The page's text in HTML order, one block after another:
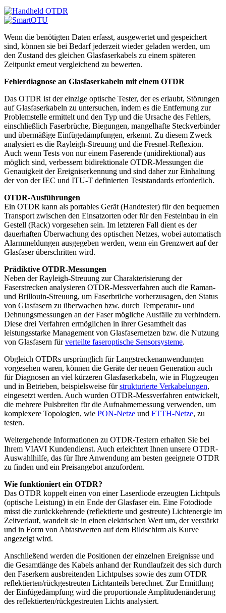
Wenn die benötigten Daten erfasst, ausgewertet und gespeichert
sind, können sie bei Bedarf jederzeit wieder geladen werden, um
den Zustand des gleichen Glasfaserkabels zu einem späteren
Zeitpunkt erneut vergleichend zu bewerten.
Fehlerdiagnose an Glasfaserkabeln mit einem OTDR
Das OTDR ist der einzige optische Tester, der es erlaubt, Störungen
auf Glasfaserkabeln zu untersuchen, indem es die Entfernung zur
Problemstelle ermittelt und den Typ und die Ursache des Fehlers,
einschließlich Faserbrüche, Biegungen, mangelhafte Steckverbinder
und übermäßige Einfügedämpfungen, erkennt. Zu diesem Zweck
analysiert es die Rayleigh-Streuung und die Fresnel-Reflexion.
Auch wenn Tests von nur einem Faserende (unidirektional) aus
möglich sind, verbessern bidirektionale OTDR-Messungen die
Genauigkeit der Ereigniserkennung und sind daher zur Einhaltung
der von der IEC und ITU-T definierten Teststandards erforderlich.
OTDR-Ausführungen
Ein OTDR kann als portables Gerät (Handtester) für den bequemen
Transport zwischen den Einsatzorten oder für den Festeinbau in ein
Gestell (Rack) vorgesehen sein. Im letzteren Fall dient es der
dauerhaften Überwachung des optischen Netzes, wobei automatisch
Alarmmeldungen ausgegeben werden, wenn ein Grenzwert auf der
Glasfaser überschritten wird.
Prädiktive OTDR-Messungen
Neben der Rayleigh-Streuung zur Charakterisierung der
Faserstrecken analysieren OTDR-Messverfahren auch die Raman-
und Brillouin-Streuung, um Faserbrüche vorherzusagen, den Status
von Glasfasern zu überwachen bzw. durch Temperatur- und
Dehnungsmessungen an der Faser mögliche Ausfälle zu verhindern.
Diese drei Verfahren ermöglichen in ihrer Gesamtheit das
leistungsstarke Management von Glasfasernetzen bzw. die Nutzung
von Glasfasern fürverteilte faseroptische Sensorsysteme.
Obgleich OTDRs ursprünglich für Langstreckenanwendungen
vorgesehen waren, können die Geräte der neuen Generation auch
für Diagnosen an viel kürzeren Glasfaserkabeln, wie in Flugzeugen
und in Betrieben, beispielsweise fürstrukturierte Verkabelungen,
eingesetzt werden. Auch wurden OTDR-Messverfahren entwickelt,
die mehrere Pulsbreiten für die Aufnahmemessung verwenden, um
komplexere Topologien, wie PON-Netze und FTTH-Netze, zu
testen.
Weitergehende Informationen zu OTDR-Testern erhalten Sie bei
Ihrem VIAVI Kundendienst. Auch erleichtert Ihnen unsere OTDR-
Auswahlhilfe, das für Ihre Anwendung am besten geeignete OTDR
zu finden und ein Preisangebot anzufordern.
Wie funktioniert ein OTDR?
Das OTDR koppelt einen von einer Laserdiode erzeugten Lichtpuls
(optische Leistung) in ein Ende der Glasfaser ein. Eine Fotodiode
misst die zurückkehrende (reflektierte und gestreute) Lichtenergie im
Zeitverlauf, wandelt sie in einen elektrischen Wert um, der verstärkt
und in Form von Abtastwerten auf dem Bildschirm als Kurve
angezeigt wird.
Anschließend werden die Positionen der einzelnen Ereignisse und
die Gesamtlänge des Kabels anhand der Rundlaufzeit des sich durch
den Faserkern ausbreitenden Lichtpulses sowie des zum OTDR
reflektierten/rückgestreuten Lichtanteils berechnet. Zur Ermittlung
der Einfügedämpfung wird die proportionale Amplitudenänderung
des reflektierten/rückgestreuten Lichts analysiert.